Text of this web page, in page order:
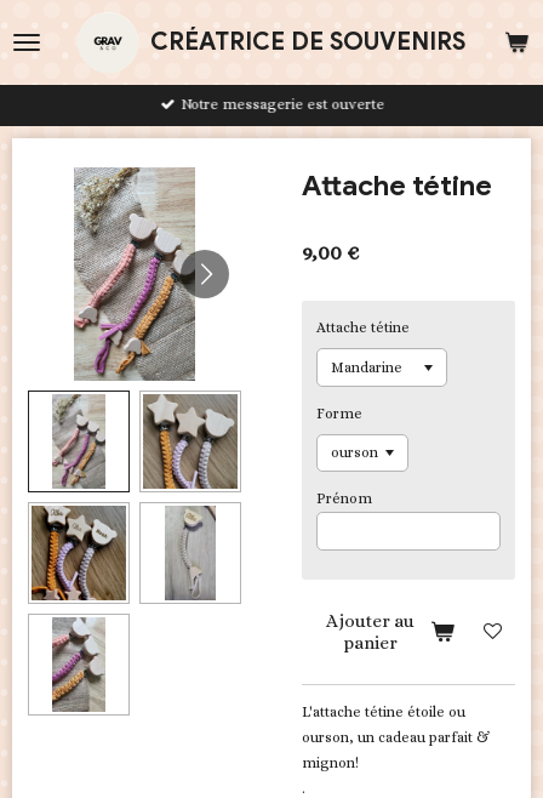
au
CRÉATRICE DE SOUVENIRS
Notre messagerie est ouverte
Attache tétine
9,00 €
Attache tétine
Forme
Prénom
Ajouter au
panier
L'attache tétine étoile ou
ourson, un cadeau parfait &
mignon!
.